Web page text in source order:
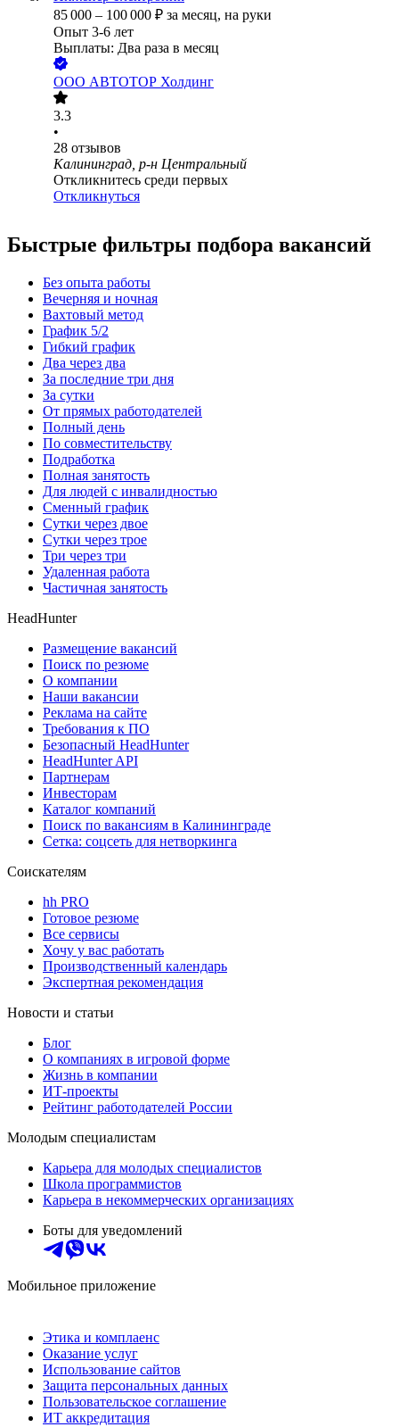
85 000 – 100 000 ₽ за месяц, на руки
Опыт 3-6 лет
Выплаты: Два раза в месяц
ООО АВТОТОР Холдинг
3.3
•
28 отзывов
Калининград, р-н Центральный
Откликнитесь среди первых
Откликнуться
Быстрые фильтры подбора вакансий
Без опыта работы
Вечерняя и ночная
Вахтовый метод
График 5/2
Гибкий график
Два через два
За последние три дня
За сутки
От прямых работодателей
Полный день
По совместительству
Подработка
Полная занятость
Для людей с инвалидностью
Сменный график
Сутки через двое
Сутки через трое
Три через три
Удаленная работа
Частичная занятость
HeadHunter
Размещение вакансий
Поиск по резюме
О компании
Наши вакансии
Реклама на сайте
Требования к ПО
Безопасный HeadHunter
HeadHunter API
Партнерам
Инвесторам
Каталог компаний
Поиск по вакансиям в Калининграде
Сетка: соцсеть для нетворкинга
Соискателям
hh PRO
Готовое резюме
Все сервисы
Хочу у вас работать
Производственный календарь
Экспертная рекомендация
Новости и статьи
Блог
О компаниях в игровой форме
Жизнь в компании
ИТ-проекты
Рейтинг работодателей России
Молодым специалистам
Карьера для молодых специалистов
Школа программистов
Карьера в некоммерческих организациях
Боты для уведомлений
Мобильное приложение
Этика и комплаенс
Оказание услуг
Использование сайтов
Защита персональных данных
Пользовательское соглашение
ИТ аккредитация